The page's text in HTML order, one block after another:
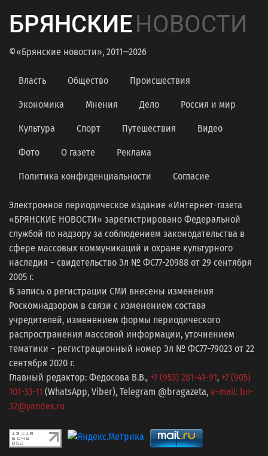
БРЯНСКИЕНОВОСТИ
©«Брянские новости», 2011—2026
Власть Общество Происшествия
Экономика Мнения Дело Россия и мир
Культура Спорт Путешествия Видео
Фото О газете Реклама
Политика конфиденциальности Согласие
Электронное периодическое издание «Интернет-газета
«БРЯНСКИЕ НОВОСТИ» зарегистрировано Федеральной
службой по надзору за соблюдением законодательства в
сфере массовых коммуникаций и охране культурного
наследия − свидетельство Эл № ФС77-20988 от 29 сентября
2005 г.
В запись о регистрации СМИ внесены изменения
Роскомнадзором в связи с изменением состава
учредителей, изменением формы периодического
распространения массовой информации, уточнением
тематики − регистрационный номер Эл № ФС77−79023 от 22
сентября 2020 г.
Главный редактор: Федосова В.В., +7 (953) 281-41-91, +7 (905)
101-33-11 (WhatsApp, Viber), Telegram @bragazeta, e-mail: bn-
32@yandex.ru